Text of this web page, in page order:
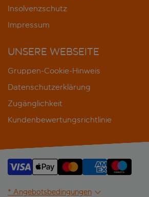
Insolvenzschutz
Impressum
UNSERE WEBSEITE
Gruppen-Cookie-Hinweis
Datenschutzerklärung
Zugänglichkeit
Kundenbewertungsrichtlinie
* Angebotsbedingungen